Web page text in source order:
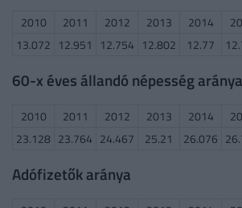
2010 2011 2012 2013 2014
13.072 12.951 12.754 12.802 12.77
60-x éves állandó népesség aránya
2010 2011 2012 2013 2014
23.128 23.764 24.467 25.21 26.076
Adófizetők aránya